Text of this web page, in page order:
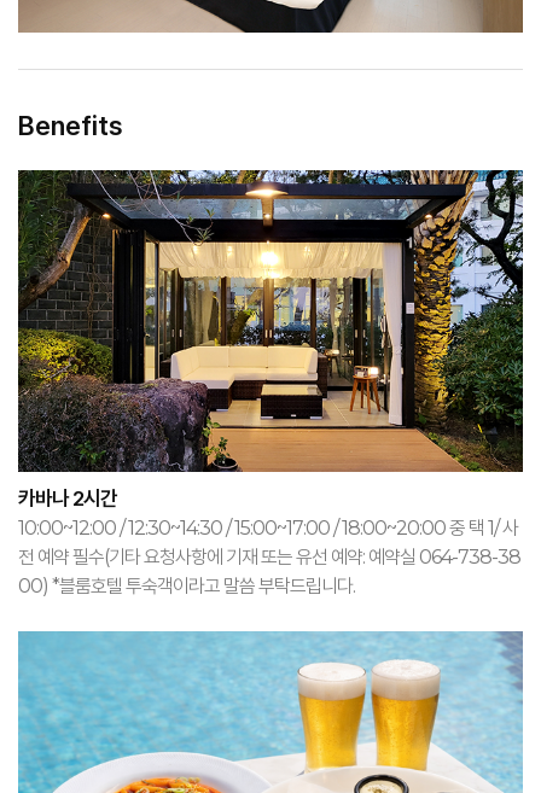
Benefits
카바나 2시간
10:00~12:00 / 12:30~14:30 / 15:00~17:00 / 18:00~20:00 중 택 1/ 사
전 예약 필수(기타 요청사항에 기재 또는 유선 예약: 예약실 064-738-38
00) *블룸호텔 투숙객이라고 말씀 부탁드립니다.